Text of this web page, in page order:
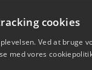
cookies
Ved at bruge
med vores